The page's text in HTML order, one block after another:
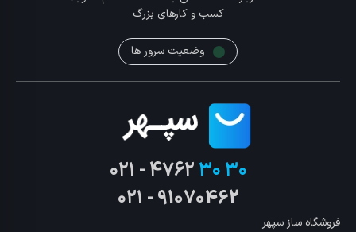
کسب و کارهای بزرگ
وضعیت سرور ها
۰۲۱ - ۴۷۶۲۳۰ ۳۰
۰۲۱ - 91070462
فروشگاه ساز سپهر